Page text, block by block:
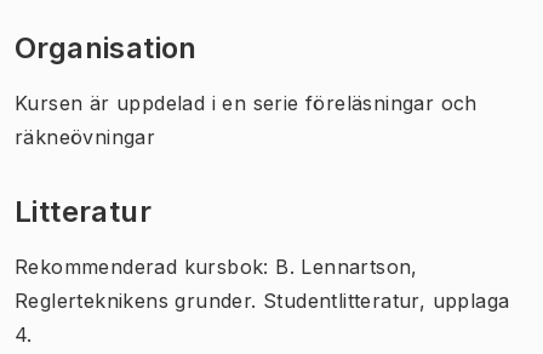
Organisation
Kursen är uppdelad i en serie föreläsningar och
räkneövningar
Litteratur
Rekommenderad kursbok: B. Lennartson,
Reglerteknikens grunder. Studentlitteratur, upplaga
4.